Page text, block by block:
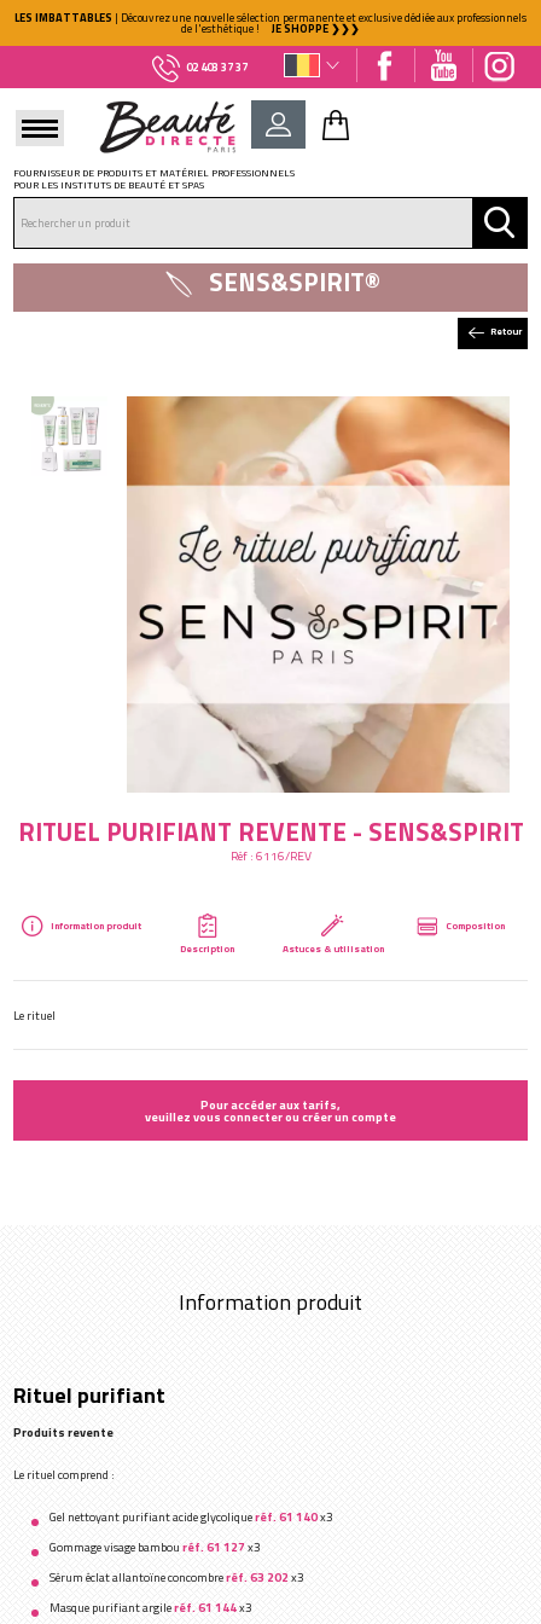
LES IMBATTABLES | Découvrez une nouvelle sélection permanente et exclusive dédiée aux professionnels
de l'esthétique ! JE SHOPPE ❯❯❯
02 403 37 37
NOUVEAU CLIENT ?
Créez votre compte
Créer mon compte
FOURNISSEUR DE PRODUITS ET MATÉRIEL PROFESSIONNELS
POUR LES INSTITUTS DE BEAUTÉ ET SPAS
Retour
SENS&SPIRIT®
RITUEL PURIFIANT REVENTE - SENS&SPIRIT
Réf :6116/REV
Information produit
Description
Astuces & utilisation
Composition
Le rituel
Pour accéder aux tarifs,
veuillez vous connecter ou créer un compte
Information produit
Rituel purifiant
Produits revente
Le rituel comprend :
Gel nettoyant purifiant acide glycoliqueréf. 61 140x3
Gommage visage bambouréf. 61 127x3
Sérum éclat allantoïne concombreréf. 63 202x3
Masque purifiant argileréf. 61 144x3